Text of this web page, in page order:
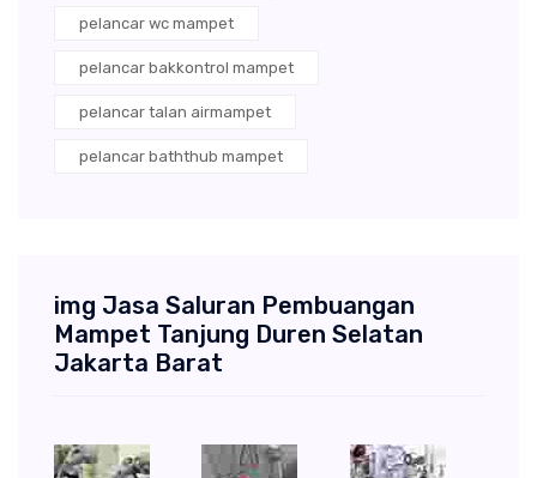
pelancar wc mampet
pelancar bakkontrol mampet
pelancar talan airmampet
pelancar baththub mampet
img Jasa Saluran Pembuangan
Mampet Tanjung Duren Selatan
Jakarta Barat